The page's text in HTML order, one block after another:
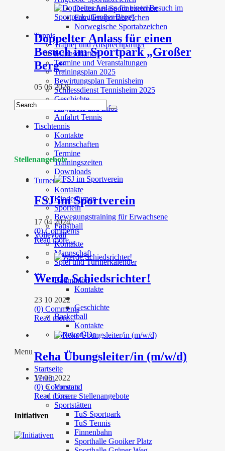
Deutsches Sportabzeichen
Familiensportabzeichen
Norwegische Sportabzeichen
Tennis
Trainer und Ansprechpartner
Mannschaften
Termine und Veranstaltungen
Trainingsplan 2025
Bewirtungsplan Tennisheim
Schliessdienst Tennisheim 2025
Geschichte
Angebote und Infos
Anfahrt Tennis
Tischtennis
Kontakte
Mannschaften
Termine
Trainingszeiten
Downloads
Turnen
Kontakte
Kinderturnen
Sporteln
Bewegungstraining für Erwachsene
Faustball
Volleyball
Kontakte
Mannschaft
Spiel und Turnierkalender
…
Badminton
Kontakte
Geschichte
Basketball
Kontakte
Taekwon-Do
Menu
Startseite
Verein
Vorstand
Unsere Stellenangebote
Sportstätten
TuS Sportpark
TuS Tennis
Finnenbahn
Sporthalle Gooiker Platz
Doppelter Anlass für einen
Besuch im Sportpark „Großer
Berg“
05 06 2026
Stellenangebote
FSJ im Sportverein
17 04 2024
(0) Comments
Read more...
Werde Schiedsrichter!
23 10 2022
(0) Comments
Read more...
Reha Übungsleiter/in (m/w/d)
17 03 2022
(0) Comments
Read more...
Initiativen